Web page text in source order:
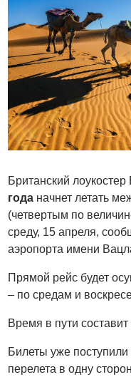
Британский
года начнет летать
(четвертым по
среду, 15 апреля,
аэропорта имени
Прямой рейс будет
– по средам и
Время в пути
Билеты уже
перелета в одну